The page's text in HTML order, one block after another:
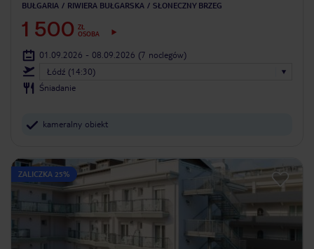
BUŁGARIA RIWIERA BUŁGARSKA SŁONECZNY BRZEG
1 500 ZŁ
OSOBA
01.09.2026 - 08.09.2026 (7 noclegów)
Łódź (14:30)
Śniadanie
kameralny obiekt
ZALICZKA 25%